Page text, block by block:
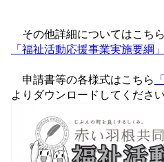
その他詳細についてはこちら
「福祉活動応援事業実施要綱」
申請書等の各様式はこちら
よりダウンロードしてください